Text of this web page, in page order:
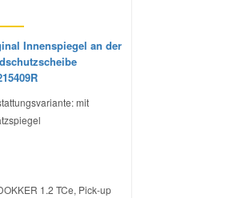
Innenspiegel an der
mit
1.2 TCe, Pick-up